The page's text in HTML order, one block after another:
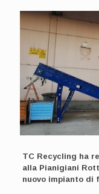
TC Recycling ha
alla Pianigiani
nuovo impianto di